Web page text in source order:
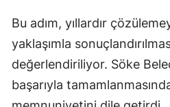
Bu adım, yıllardır
yaklaşımla
değerlendiriliyor. Söke
başarıyla